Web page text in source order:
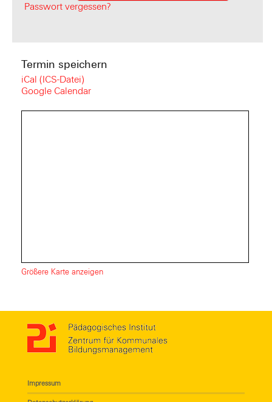
Passwort vergessen?
Termin speichern
iCal (ICS-Datei)
Google Calendar
Größere Karte anzeigen
Impressum